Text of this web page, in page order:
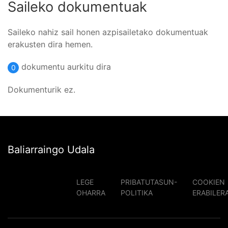
Saileko dokumentuak
Saileko nahiz sail honen azpisailetako dokumentuak
erakusten dira hemen.
0 dokumentu aurkitu dira
Dokumenturik ez.
Baliarraingo Udala
LEGE
OHARRA
PRIBATUTASUN-
POLITIKA
COOKIEN